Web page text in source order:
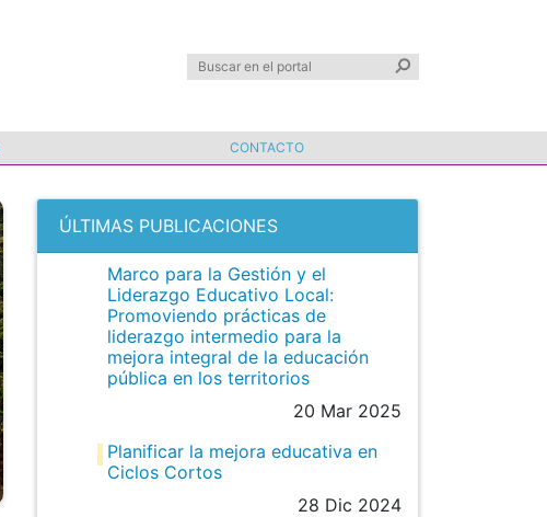
CONTACTO
ÚLTIMAS PUBLICACIONES
Marco para la Gestión y el
Liderazgo Educativo Local:
Promoviendo prácticas de
liderazgo intermedio para la
mejora integral de la educación
pública en los territorios
20 Mar 2025
Planificar la mejora educativa en
Ciclos Cortos
28 Dic 2024